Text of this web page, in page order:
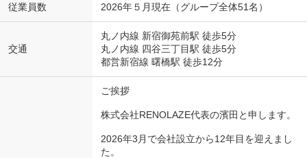
従業員数 2026年５月現在（グループ全体51名）
交通
丸ノ内線 新宿御苑前駅 徒歩5分
丸ノ内線 四谷三丁目駅 徒歩5分
都営新宿線 曙橋駅 徒歩12分
ご挨拶
株式会社RENOLAZE代表の濱田と申します。
2026年3月で会社設立から12年目を迎えまし
た。